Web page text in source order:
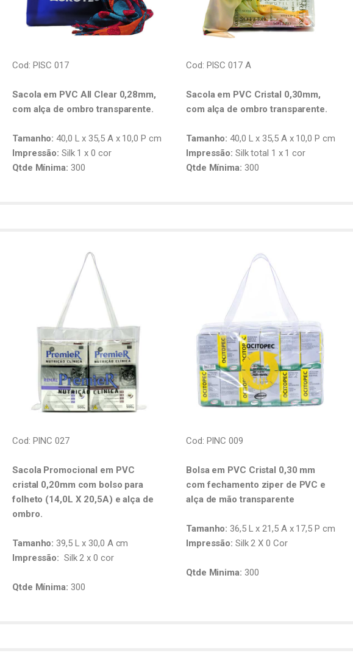
Cod: PISC 017
Sacola em PVC All Clear 0,28mm,
com alça de ombro transparente.
Tamanho: 40,0 L x 35,5 A x 10,0 P cm
Impressão: Silk 1 x 0 cor
Qtde Mínima: 300
Cod: PISC 017 A
Sacola em PVC Cristal 0,30mm,
com alça de ombro transparente.
Tamanho: 40,0 L x 35,5 A x 10,0 P cm
Impressão: Silk total 1 x 1 cor
Qtde Mínima: 300
Cod: PINC 027
Sacola Promocional em PVC
cristal 0,20mm com bolso para
folheto (14,0L X 20,5A) e alça de
ombro.
Tamanho: 39,5 L x 30,0 A cm
Impressão: Silk 2 x 0 cor
Qtde Mínima: 300
Cod: PINC 009
Bolsa em PVC Cristal 0,30 mm
com fechamento ziper de PVC e
alça de mão transparente
Tamanho: 36,5 L x 21,5 A x 17,5 P cm
Impressão: Silk2 X 0 Cor
Qtde Minima: 300